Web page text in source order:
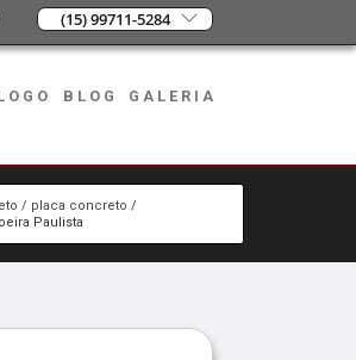
(15) 99711-5284
BLOG GALERIA
placa concreto
Paulista